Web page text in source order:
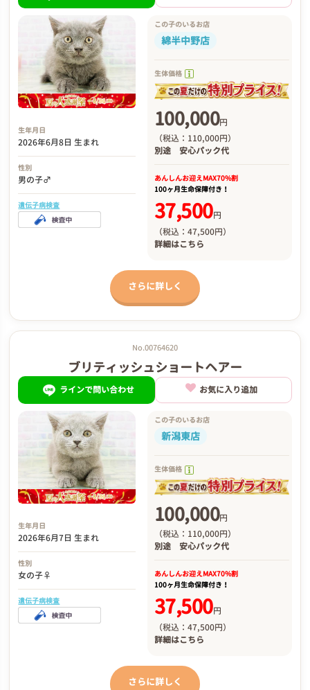
生年月日
2026年6月8日 生まれ
性別
男の子♂
遺伝子病検査
この子のいるお店
綿半中野店
生体価格
100,000円
（税込：110,000円）
別途 安心パック代
あんしんお迎えMAX70%割
100ヶ月生命保障付き！
37,500円
（税込：47,500円）
詳細はこちら
さらに詳しく
No.00764620
ブリティッシュショートヘアー
ラインで問い合わせ お気に入り追加
生年月日
2026年6月7日 生まれ
性別
女の子♀
遺伝子病検査
この子のいるお店
新潟東店
生体価格
100,000円
（税込：110,000円）
別途 安心パック代
あんしんお迎えMAX70%割
100ヶ月生命保障付き！
37,500円
（税込：47,500円）
詳細はこちら
さらに詳しく